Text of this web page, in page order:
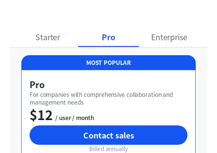
Starter Pro Enterprise
MOST POPULAR
Pro
For companies with comprehensive collaboration and
management needs
$12
  / user / month
Contact sales
Billed annually